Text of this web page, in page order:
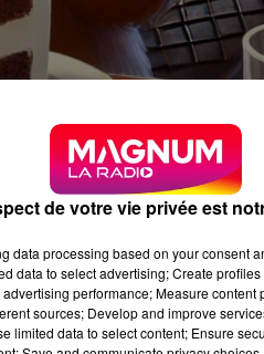
de votre vie privée est
data processing based on your consent
data to select advertising; Create
performance; Measure
sources; Develop and improve
limited data to select content; Ensure